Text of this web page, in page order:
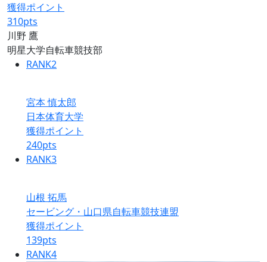
獲得ポイント
310pts
川野 鷹
明星大学自転車競技部
RANK2
宮本 慎太郎
日本体育大学
獲得ポイント
240pts
RANK3
山根 拓馬
セービング・山口県自転車競技連盟
獲得ポイント
139pts
RANK4